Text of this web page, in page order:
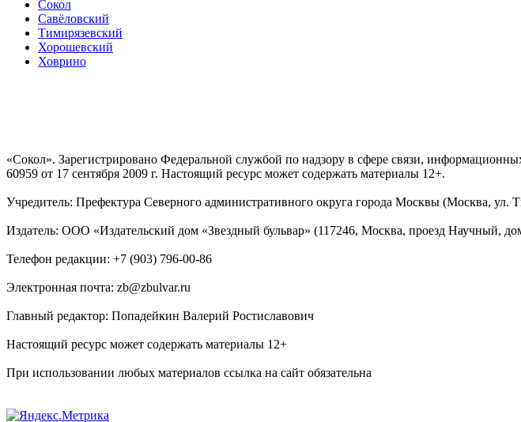
Сокол
Савёловский
Тимирязевский
Хорошевский
Ховрино
«Сокол». Зарегистрировано Федеральной службой по надзору в сфере связи,
60959 от 17 сентября 2009 г. Настоящий ресурс может содержать материалы 12+.
Учредитель: Префектура Северного административного округа города Москвы (Москва, ул.
Издатель: ООО «Издательский дом «Звездный бульвар» (117246, Москва, проезд Научный,
Телефон редакции: +7 (903) 796-00-86
Электронная почта: zb@zbulvar.ru
Главный редактор: Попадейкин Валерий Ростиславович
Настоящий ресурс может содержать материалы 12+
При использовании любых материалов ссылка на сайт обязательна